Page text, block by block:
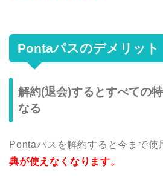
Pontaパスのデメリット
解約(退会)するとすべての
なる
Pontaパスを解約すると今まで使
典が使えなくなります。